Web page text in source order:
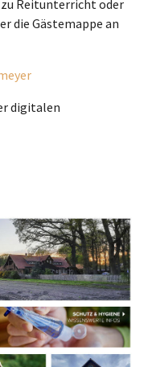
Reitunterricht oder
die Gästemappe an
digitalen